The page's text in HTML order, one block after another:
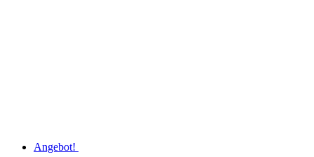
Angebot!